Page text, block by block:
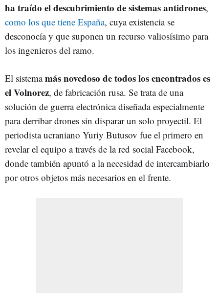
ha traído el descubrimiento de sistemas antidrones,
como los que tiene España, cuya existencia se
desconocía y que suponen un recurso valiosísimo para
los ingenieros del ramo.
El sistemamás novedoso de todos los encontrados es
el Volnorez, de fabricación rusa. Se trata de una
solución de guerra electrónica diseñada especialmente
para derribar drones sin disparar un solo proyectil. El
periodista ucraniano Yuriy Butusov fue el primero en
revelar el equipo a través de la red social Facebook,
donde también apuntó a la necesidad de intercambiarlo
por otros objetos más necesarios en el frente.